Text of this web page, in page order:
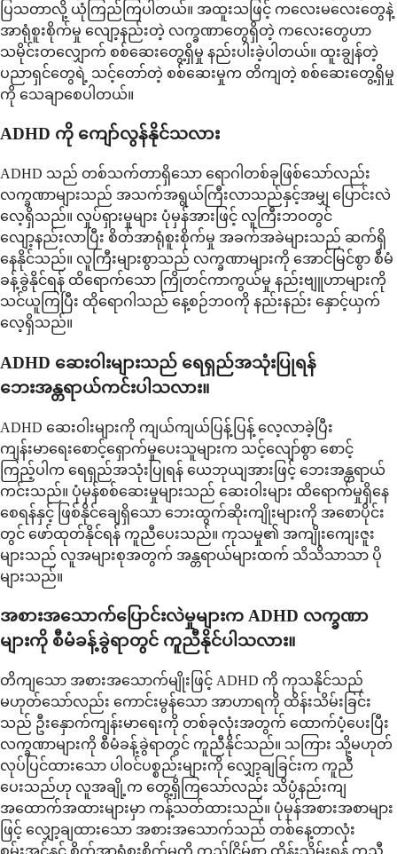
ပြသတာလို့ ယုံကြည်ကြပါတယ်။ အထူးသဖြင့် ကလေးမလေးတွေနဲ့
အာရုံစူးစိုက်မှု လျော့နည်းတဲ့ လက္ခဏာတွေရှိတဲ့ ကလေးတွေဟာ
သမိုင်းတလျှောက် စစ်ဆေးတွေ့ရှိမှု နည်းပါးခဲ့ပါတယ်။ ထူးချွန်တဲ့
ပညာရှင်တွေရဲ့ သင့်တော်တဲ့ စစ်ဆေးမှုက တိကျတဲ့ စစ်ဆေးတွေ့ရှိမှု
ကို သေချာစေပါတယ်။
ADHD ကို ကျော်လွန်နိုင်သလား
ADHD သည် တစ်သက်တာရှိသော ရောဂါတစ်ခုဖြစ်သော်လည်း
လက္ခဏာများသည် အသက်အရွယ်ကြီးလာသည်နှင့်အမျှ ပြောင်းလဲ
လေ့ရှိသည်။ လှုပ်ရှားမှုများ ပုံမှန်အားဖြင့် လူကြီးဘဝတွင်
လျော့နည်းလာပြီး စိတ်အာရုံစူးစိုက်မှု အခက်အခဲများသည် ဆက်ရှိ
နေနိုင်သည်။ လူကြီးများစွာသည် လက္ခဏာများကို အောင်မြင်စွာ စီမံ
ခန့်ခွဲနိုင်ရန် ထိရောက်သော ကြိုတင်ကာကွယ်မှု နည်းဗျူဟာများကို
သင်ယူကြပြီး ထိုရောဂါသည် နေ့စဉ်ဘဝကို နည်းနည်း နှောင့်ယှက်
လေ့ရှိသည်။
ADHD ဆေးဝါးများသည် ရေရှည်အသုံးပြုရန်
ဘေးအန္တရာယ်ကင်းပါသလား။
ADHD ဆေးဝါးများကို ကျယ်ကျယ်ပြန့်ပြန့် လေ့လာခဲ့ပြီး
ကျန်းမာရေးစောင့်ရှောက်မှုပေးသူများက သင့်လျော်စွာ စောင့်
ကြည့်ပါက ရေရှည်အသုံးပြုရန် ယေဘုယျအားဖြင့် ဘေးအန္တရာယ်
ကင်းသည်။ ပုံမှန်စစ်ဆေးမှုများသည် ဆေးဝါးများ ထိရောက်မှုရှိနေ
စေရန်နှင့် ဖြစ်နိုင်ချေရှိသော ဘေးထွက်ဆိုးကျိုးများကို အစောပိုင်း
တွင် ဖော်ထုတ်နိုင်ရန် ကူညီပေးသည်။ ကုသမှု၏ အကျိုးကျေးဇူး
များသည် လူအများစုအတွက် အန္တရာယ်များထက် သိသိသာသာ ပို
များသည်။
အစားအသောက်ပြောင်းလဲမှုများက ADHD လက္ခဏာ
များကို စီမံခန့်ခွဲရာတွင် ကူညီနိုင်ပါသလား။
တိကျသော အစားအသောက်မျိုးဖြင့် ADHD ကို ကုသနိုင်သည်
မဟုတ်သော်လည်း ကောင်းမွန်သော အာဟာရကို ထိန်းသိမ်းခြင်း
သည် ဦးနှောက်ကျန်းမာရေးကို တစ်ခုလုံးအတွက် ထောက်ပံ့ပေးပြီး
လက္ခဏာများကို စီမံခန့်ခွဲရာတွင် ကူညီနိုင်သည်။ သကြား သို့မဟုတ်
လုပ်ပြင်ထားသော ပါဝင်ပစ္စည်းများကို လျှော့ချခြင်းက ကူညီ
ပေးသည်ဟု လူအချို့က တွေ့ရှိကြသော်လည်း သိပ္ပံနည်းကျ
အထောက်အထားများမှာ ကန့်သတ်ထားသည်။ ပုံမှန်အစားအစာများ
ဖြင့် လျှော့ချထားသော အစားအသောက်သည် တစ်နေ့တာလုံး
စွမ်းအင်နှင့် စိတ်အာရုံစူးစိုက်မှုကို တည်ငြိမ်စွာ ထိန်းသိမ်းရန် ကူညီ